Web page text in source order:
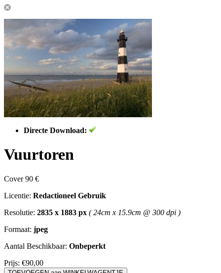
Directe Download:
Vuurtoren
Cover 90 €
Licentie: Redactioneel Gebruik
Resolutie: 2835 x 1883 px ( 24cm x 15.9cm @ 300 dpi )
Formaat: jpeg
Aantal Beschikbaar: Onbeperkt
Prijs: €90,00